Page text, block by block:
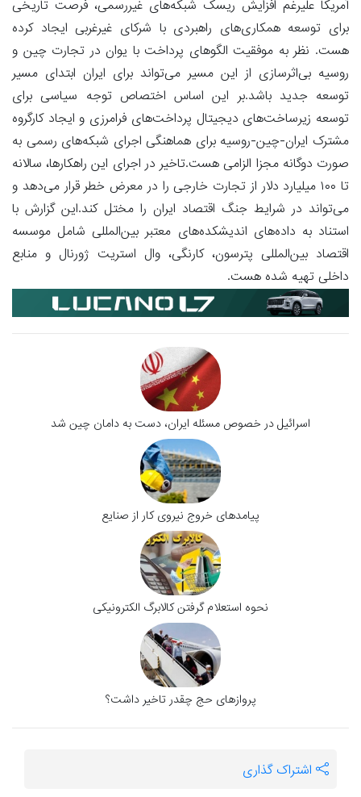
آمریکا علیرغم افزایش ریسک شبکه‌های غیررسمی، فرصت تاریخی
برای توسعه همکاری‌های راهبردی با شرکای غیرغربی ایجاد کرده
هست. نظر به موفقیت الگوهای پرداخت با یوان در تجارت چین و
روسیه بی‌اثرسازی از این مسیر می‌تواند برای ایران ابتدای مسیر
توسعه جدید باشد.بر این اساس اختصاص توجه سیاسی برای
توسعه زیرساخت‌های دیجیتال پرداخت‌های فرامرزی و ایجاد کارگروه
مشترک ایران-چین-روسیه برای هماهنگی اجرای شبکه‌های رسمی به
صورت دوگانه مجزا الزامی هست.تاخیر در اجرای این راهکارها، سالانه
تا ۱۰۰ میلیارد دلار از تجارت خارجی را در معرض خطر قرار می‌دهد و
می‌تواند در شرایط جنگ اقتصاد ایران را مختل کند.این گزارش با
استناد به داده‌های اندیشکده‌های معتبر بین‌المللی شامل موسسه
اقتصاد بین‌المللی پترسون، کارنگی، وال استریت ژورنال و منابع
داخلی تهیه شده هست.
اسرائیل در خصوص مسئله ایران، دست به دامان چین شد
پیامدهای خروج نیروی کار از صنایع
نحوه استعلام گرفتن کالابرگ الکترونیکی
پروازهای حج چقدر تاخیر داشت؟
اشتراک گذاری